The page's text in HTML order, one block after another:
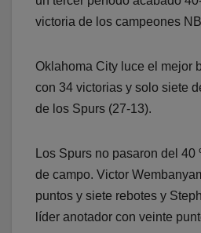
victoria de los campeones
Oklahoma City luce el mejor
con 34 victorias y solo siete
de los Spurs (27-13).
Los Spurs no pasaron del 40
de campo. Victor
puntos y siete rebotes y
líder anotador con veinte